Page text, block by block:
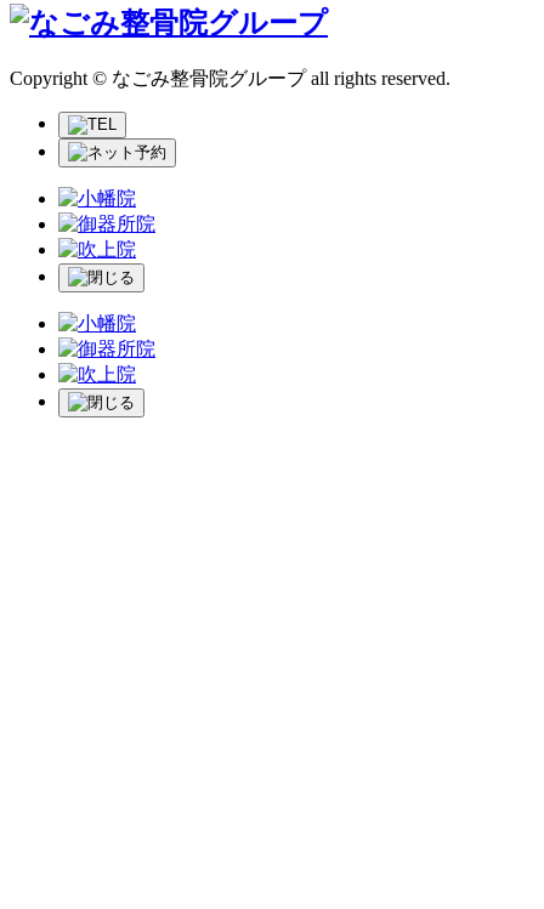
Copyright © なごみ整骨院グループ all rights reserved.